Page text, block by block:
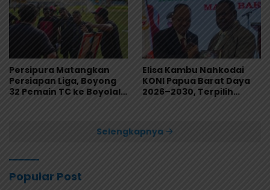
Persipura Matangkan
Persiapan Liga, Boyong
32 Pemain TC ke Boyolali
Elisa Kambu Nahkodai
KONI Papua Barat Daya
2026–2030, Terpilih
Selengkapnya
Popular Post